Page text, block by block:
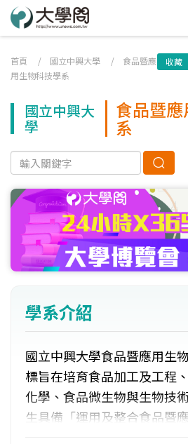
首頁 / 國立中興大學 / 食品暨應
用生物科技學系
收藏
國立中興大
學
食品暨
系
學系介紹
國立中興大學食品暨應用生
標旨在培育食品加工及工程
化學、食品微生物與生物技
生具備「運用及整合食品暨